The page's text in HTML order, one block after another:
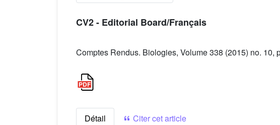
CV2 - Editorial Board/Français
Comptes Rendus. Biologies, Volume 338 (2015) no. 10,
Détail
Citer cet article